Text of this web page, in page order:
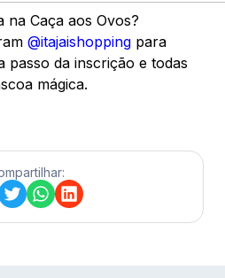
na Caça aos Ovos?
@itajaishopping para
passo da inscrição e todas
mágica.